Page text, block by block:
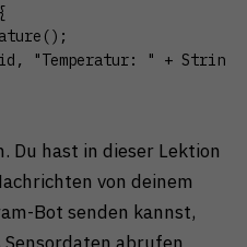
"Temperatur: " +
Du hast in dieser Lektion
von deinem
Bot senden kannst,